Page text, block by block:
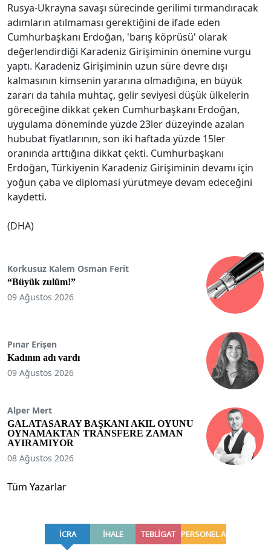
Rusya-Ukrayna savaşı sürecinde gerilimi tırmandıracak
adımların atılmaması gerektiğini de ifade eden
Cumhurbaşkanı Erdoğan, 'barış köprüsü' olarak
değerlendirdiği Karadeniz Girişiminin önemine vurgu
yaptı. Karadeniz Girişiminin uzun süre devre dışı
kalmasının kimsenin yararına olmadığına, en büyük
zararı da tahıla muhtaç, gelir seviyesi düşük ülkelerin
göreceğine dikkat çeken Cumhurbaşkanı Erdoğan,
uygulama döneminde yüzde 23ler düzeyinde azalan
hububat fiyatlarının, son iki haftada yüzde 15ler
oranında arttığına dikkat çekti. Cumhurbaşkanı
Erdoğan, Türkiyenin Karadeniz Girişiminin devamı için
yoğun çaba ve diplomasi yürütmeye devam edeceğini
kaydetti.
(DHA)
Korkusuz Kalem Osman Ferit
“Büyük zulüm!”
09 Ağustos 2026
Pınar Erişen
Kadının adı vardı
09 Ağustos 2026
Alper Mert
GALATASARAY BAŞKANI AKIL OYUNU
OYNAMAKTAN TRANSFERE ZAMAN
AYIRAMIYOR
08 Ağustos 2026
Tüm Yazarlar